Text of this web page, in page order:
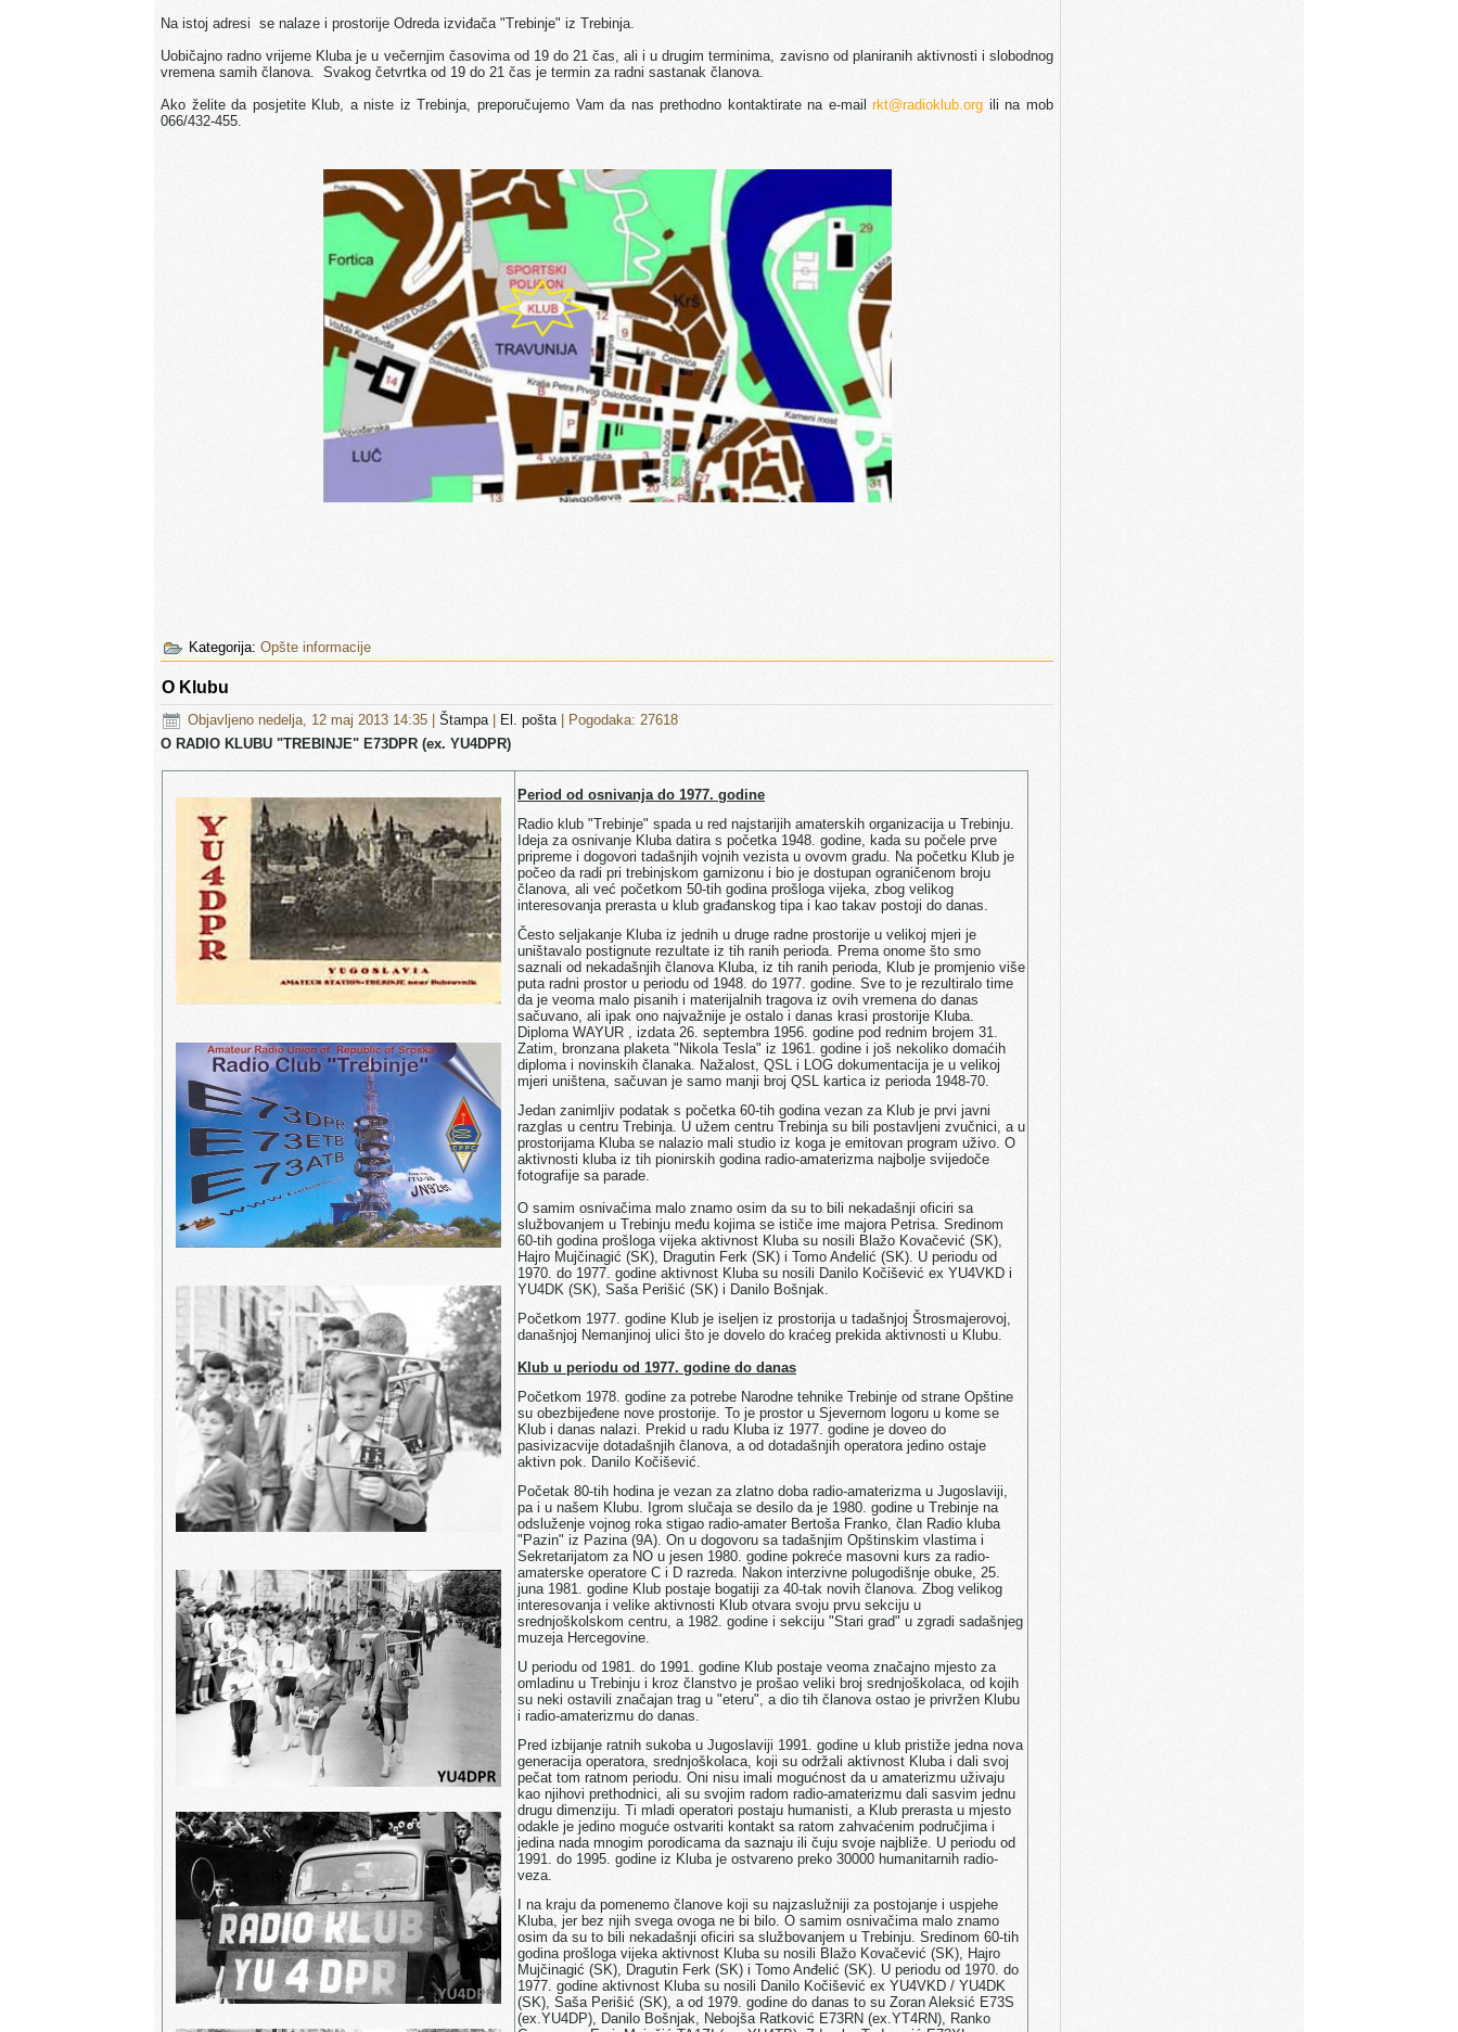
Na istoj adresi se nalaze i prostorije Odreda izviđača "Trebinje" iz Trebinja.
Uobičajno radno vrijeme Kluba je u večernjim časovima od 19 do 21 čas, ali i u drugim terminima, zavisno od planiranih aktivnosti i slobodnog
vremena samih članova. Svakog četvrtka od 19 do 21 čas je termin za radni sastanak članova.
Ako želite da posjetite Klub, a niste iz Trebinja, preporučujemo Vam da nas prethodno kontaktirate na e-mailrkt@radioklub.org ili na mob
066/432-455.
Kategorija: Opšte informacije
O Klubu
Objavljeno nedelja, 12 maj 2013 14:35 Štampa El. pošta
| Pogodaka: 27618
O RADIO KLUBU "TREBINJE" E73DPR (ex. YU4DPR)
Period od osnivanja do 1977. godine
Radio klub "Trebinje" spada u red najstarijih amaterskih organizacija u Trebinju.
Ideja za osnivanje Kluba datira s početka 1948. godine, kada su počele prve
pripreme i dogovori tadašnjih vojnih vezista u ovovm gradu. Na početku Klub je
počeo da radi pri trebinjskom garnizonu i bio je dostupan ograničenom broju
članova, ali već početkom 50-tih godina prošloga vijeka, zbog velikog
interesovanja prerasta u klub građanskog tipa i kao takav postoji do danas.
Često seljakanje Kluba iz jednih u druge radne prostorije u velikoj mjeri je
uništavalo postignute rezultate iz tih ranih perioda. Prema onome što smo
saznali od nekadašnjih članova Kluba, iz tih ranih perioda, Klub je promjenio više
puta radni prostor u periodu od 1948. do 1977. godine. Sve to je rezultiralo time
da je veoma malo pisanih i materijalnih tragova iz ovih vremena do danas
sačuvano, ali ipak ono najvažnije je ostalo i danas krasi prostorije Kluba.
Diploma WAYUR , izdata 26. septembra 1956. godine pod rednim brojem 31.
Zatim, bronzana plaketa "Nikola Tesla" iz 1961. godine i još nekoliko domaćih
diploma i novinskih članaka. Nažalost, QSL i LOG dokumentacija je u velikoj
mjeri uništena, sačuvan je samo manji broj QSL kartica iz perioda 1948-70.
Jedan zanimljiv podatak s početka 60-tih godina vezan za Klub je prvi javni
razglas u centru Trebinja. U užem centru Trebinja su bili postavljeni zvučnici, a u
prostorijama Kluba se nalazio mali studio iz koga je emitovan program uživo. O
aktivnosti kluba iz tih pionirskih godina radio-amaterizma najbolje svijedoče
fotografije sa parade.
O samim osnivačima malo znamo osim da su to bili nekadašnji oficiri sa
službovanjem u Trebinju među kojima se ističe ime majora Petrisa. Sredinom
60-tih godina prošloga vijeka aktivnost Kluba su nosili Blažo Kovačević (SK),
Hajro Mujčinagić (SK), Dragutin Ferk (SK) i Tomo Anđelić (SK). U periodu od
1970. do 1977. godine aktivnost Kluba su nosili Danilo Kočišević ex YU4VKD i
YU4DK (SK), Saša Perišić (SK) i Danilo Bošnjak.
Početkom 1977. godine Klub je iseljen iz prostorija u tadašnjoj Štrosmajerovoj,
današnjoj Nemanjinoj ulici što je dovelo do kraćeg prekida aktivnosti u Klubu.
Klub u periodu od 1977. godine do danas
Početkom 1978. godine za potrebe Narodne tehnike Trebinje od strane Opštine
su obezbijeđene nove prostorije. To je prostor u Sjevernom logoru u kome se
Klub i danas nalazi. Prekid u radu Kluba iz 1977. godine je doveo do
pasivizacvije dotadašnjih članova, a od dotadašnjih operatora jedino ostaje
aktivn pok. Danilo Kočišević.
Početak 80-tih hodina je vezan za zlatno doba radio-amaterizma u Jugoslaviji,
pa i u našem Klubu. Igrom slučaja se desilo da je 1980. godine u Trebinje na
odsluženje vojnog roka stigao radio-amater Bertoša Franko, član Radio kluba
"Pazin" iz Pazina (9A). On u dogovoru sa tadašnjim Opštinskim vlastima i
Sekretarijatom za NO u jesen 1980. godine pokreće masovni kurs za radio-
amaterske operatore C i D razreda. Nakon interzivne polugodišnje obuke, 25.
juna 1981. godine Klub postaje bogatiji za 40-tak novih članova. Zbog velikog
interesovanja i velike aktivnosti Klub otvara svoju prvu sekciju u
srednjoškolskom centru, a 1982. godine i sekciju "Stari grad" u zgradi sadašnjeg
muzeja Hercegovine.
U periodu od 1981. do 1991. godine Klub postaje veoma značajno mjesto za
omladinu u Trebinju i kroz članstvo je prošao veliki broj srednjoškolaca, od kojih
su neki ostavili značajan trag u "eteru", a dio tih članova ostao je privržen Klubu
i radio-amaterizmu do danas.
Pred izbijanje ratnih sukoba u Jugoslaviji 1991. godine u klub pristiže jedna nova
generacija operatora, srednjoškolaca, koji su održali aktivnost Kluba i dali svoj
pečat tom ratnom periodu. Oni nisu imali mogućnost da u amaterizmu uživaju
kao njihovi prethodnici, ali su svojim radom radio-amaterizmu dali sasvim jednu
drugu dimenziju. Ti mladi operatori postaju humanisti, a Klub prerasta u mjesto
odakle je jedino moguće ostvariti kontakt sa ratom zahvaćenim područjima i
jedina nada mnogim porodicama da saznaju ili čuju svoje najbliže. U periodu od
1991. do 1995. godine iz Kluba je ostvareno preko 30000 humanitarnih radio-
veza.
I na kraju da pomenemo članove koji su najzaslužniji za postojanje i uspjehe
Kluba, jer bez njih svega ovoga ne bi bilo. O samim osnivačima malo znamo
osim da su to bili nekadašnji oficiri sa službovanjem u Trebinju. Sredinom 60-tih
godina prošloga vijeka aktivnost Kluba su nosili Blažo Kovačević (SK), Hajro
Mujčinagić (SK), Dragutin Ferk (SK) i Tomo Anđelić (SK). U periodu od 1970. do
1977. godine aktivnost Kluba su nosili Danilo Kočišević ex YU4VKD / YU4DK
(SK), Saša Perišić (SK), a od 1979. godine do danas to su Zoran Aleksić E73S
(ex.YU4DP), Danilo Bošnjak, Nebojša Ratković E73RN (ex.YT4RN), Ranko